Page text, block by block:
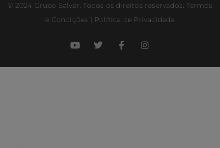
© 2024 Grupo Salvar. Todos os direitos reservados. Termos
e Condições | Política de Privacidade